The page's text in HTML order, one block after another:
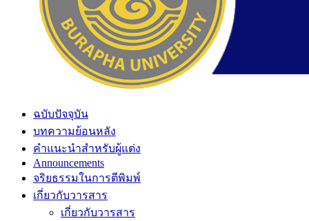
ฉบับปัจจุบัน
บทความย้อนหลัง
คำแนะนำสำหรับผู้แต่ง
Announcements
จริยธรรมในการตีพิมพ์
เกี่ยวกับวารสาร
เกี่ยวกับวารสาร